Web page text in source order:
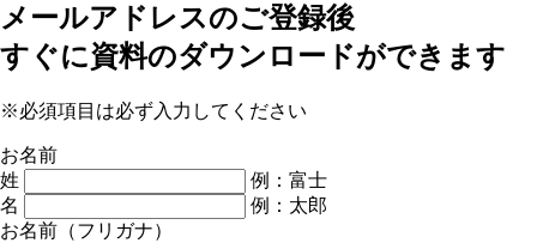
メールアドレスのご登録後
すぐに資料のダウンロードができます
※必須項目は必ず入力してください
お名前
姓
例：富士
名
例：太郎
お名前（フリガナ）